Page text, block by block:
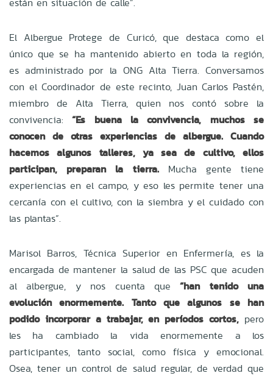
El Albergue Protege de Curicó, que destaca como el
único que se ha mantenido abierto en toda la región,
es administrado por la ONG Alta Tierra. Conversamos
con el Coordinador de este recinto, Juan Carlos Pastén,
miembro de Alta Tierra, quien nos contó sobre la
convivencia:“Es buena la convivencia, muchos se
conocen de otras experiencias de albergue. Cuando
hacemos algunos talleres, ya sea de cultivo, ellos
participan, preparan la tierra.Mucha gente tiene
experiencias en el campo, y eso les permite tener una
cercanía con el cultivo, con la siembra y el cuidado con
las plantas”.
Marisol Barros, Técnica Superior en Enfermería, es la
encargada de mantener la salud de las PSC que acuden
al albergue, y nos cuenta que“han tenido una
evolución enormemente. Tanto que algunos se han
podido incorporar a trabajar, en períodos cortos, pero
les ha cambiado la vida enormemente a los
participantes, tanto social, como física y emocional.
Osea, tener un control de salud regular, de verdad que